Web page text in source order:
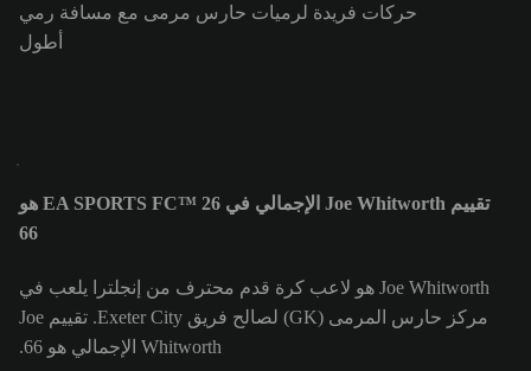
حركات فريدة لرميات حارس مرمى مع مسافة رمي
أطول
تقييم Joe Whitworth الإجمالي في EA SPORTS FC™ 26 هو
66
Joe Whitworth هو لاعب كرة قدم محترف من إنجلترا يلعب في
مركز حارس المرمى (GK) لصالح فريق Exeter City. تقييم Joe
Whitworth الإجمالي هو 66.